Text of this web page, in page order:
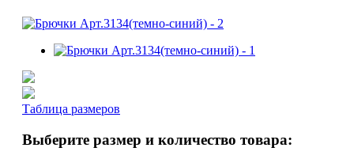
Таблица размеров
Выберите размер и количество товара: